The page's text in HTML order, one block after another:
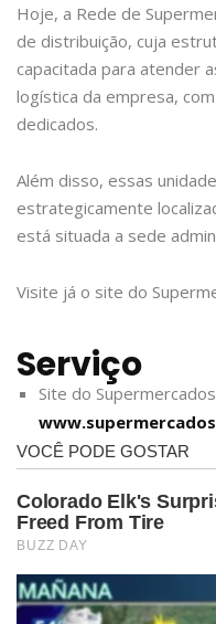
Hoje, a Rede de
de distribuição, cuja
capacitada para atender
logística da empresa,
dedicados.
Além disso, essas
estrategicamente
está situada a sede
Visite já o site do
Serviço
Site do